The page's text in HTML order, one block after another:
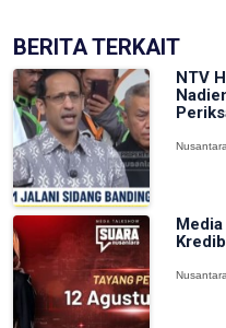
BERITA TERKAIT
NTV